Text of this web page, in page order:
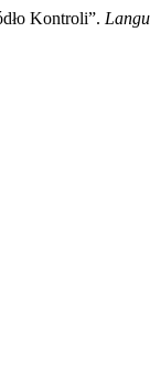
Kontroli”.